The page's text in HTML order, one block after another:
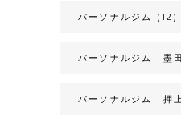
パーソナルジム (12)
パーソナルジム 墨
パーソナルジム 押